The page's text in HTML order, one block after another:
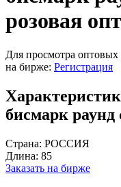
розовая
Для просмотра
на бирже: Регистрация
бисмарк раунд
Страна: РОССИЯ
Длина: 85
Заказать на бирже